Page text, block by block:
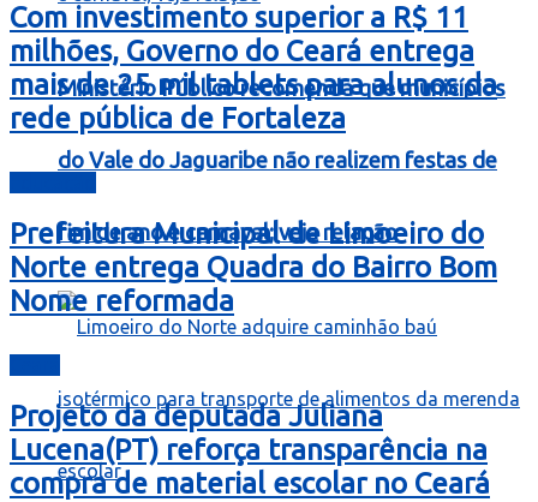
Ministério Público recomenda que municípios
do Vale do Jaguaribe não realizem festas de
fim de ano e carnaval; veja relação
Com investimento superior a R$ 11
milhões, Governo do Ceará entrega
mais de 25 mil tablets para alunos da
rede pública de Fortaleza
Prefeitura Municipal de Limoeiro do
Norte entrega Quadra do Bairro Bom
Nome reformada
Projeto da deputada Juliana
Lucena(PT) reforça transparência na
compra de material escolar no Ceará